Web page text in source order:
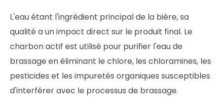
L'eau étant l'ingrédient principal de la bière, sa
qualité a un impact direct sur le produit final. Le
charbon actif est utilisé pour purifier l'eau de
brassage en éliminant le chlore, les chloramines, les
pesticides et les impuretés organiques susceptibles
d'interférer avec le processus de brassage.